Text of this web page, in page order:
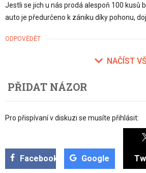
Jestli se jich u nás prodá alespoň 100 kusů
auto je předurčeno k zániku díky pohonu,
ODPOVĚDĚT
NAČÍST
PŘIDAT NÁZOR
Pro přispívaní v diskuzi se musíte přihlásit:
Facebook Google